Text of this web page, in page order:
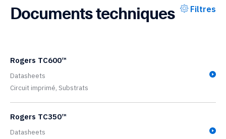
Documents techniques Filtres
Rogers TC600™
Datasheets
Circuit imprimé, Substrats
Rogers TC350™
Datasheets